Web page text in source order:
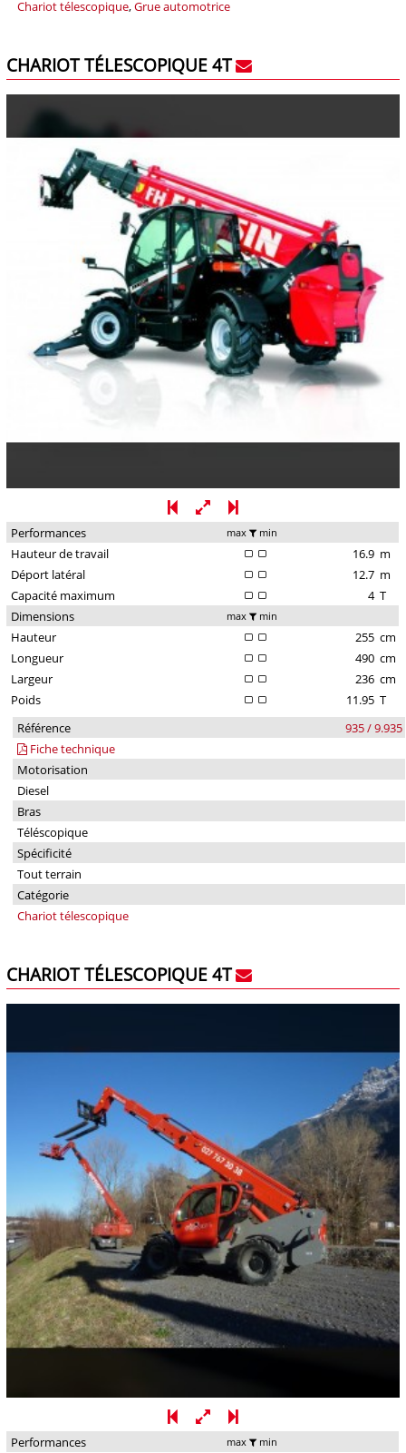
Chariot télescopique,Grue automotrice
CHARIOT TÉLESCOPIQUE 4T
Performances max min
Hauteur de travail 16.9 m
Déport latéral
12.7 m
Capacité maximum
4 T
Dimensions
max min
Hauteur 255 cm
Longueur
490 cm
Largeur
236 cm
Poids
11.95 T
Référence
935 / 9.935
Fiche technique
Motorisation
Diesel
Bras
Téléscopique
Spécificité
Tout terrain
Catégorie
Chariot télescopique
CHARIOT TÉLESCOPIQUE 4T
Performances max min